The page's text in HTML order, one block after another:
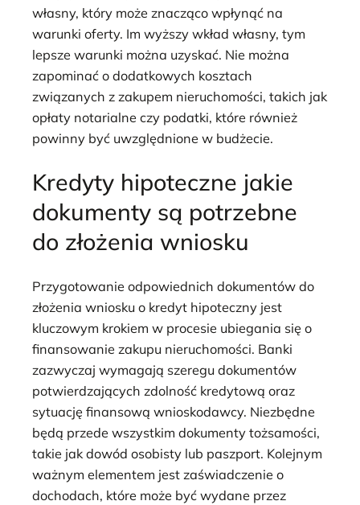
własny, który może znacząco wpłynąć na
warunki oferty. Im wyższy wkład własny, tym
lepsze warunki można uzyskać. Nie można
zapominać o dodatkowych kosztach
związanych z zakupem nieruchomości, takich jak
opłaty notarialne czy podatki, które również
powinny być uwzględnione w budżecie.
Kredyty hipoteczne jakie
dokumenty są potrzebne
do złożenia wniosku
Przygotowanie odpowiednich dokumentów do
złożenia wniosku o kredyt hipoteczny jest
kluczowym krokiem w procesie ubiegania się o
finansowanie zakupu nieruchomości. Banki
zazwyczaj wymagają szeregu dokumentów
potwierdzających zdolność kredytową oraz
sytuację finansową wnioskodawcy. Niezbędne
będą przede wszystkim dokumenty tożsamości,
takie jak dowód osobisty lub paszport. Kolejnym
ważnym elementem jest zaświadczenie o
dochodach, które może być wydane przez